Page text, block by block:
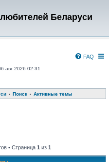
Беларуси
FAQ
авг 2026 02:31
Поиск Активные темы
поиск
• Страница 1 из 1